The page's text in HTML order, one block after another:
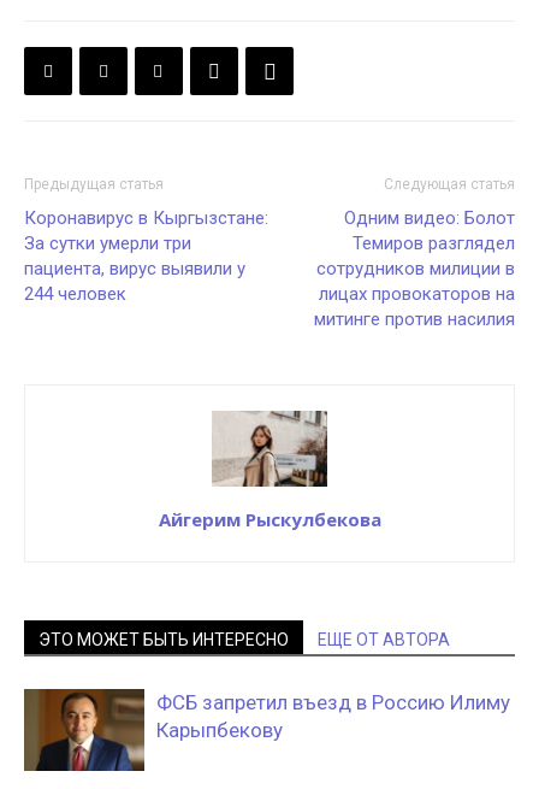
Предыдущая статья
Коронавирус в Кыргызстане:
За сутки умерли три
пациента, вирус выявили у
244 человек
Следующая статья
Одним видео: Болот
Темиров разглядел
сотрудников милиции в
лицах провокаторов на
митинге против насилия
Айгерим Рыскулбекова
ЭТО МОЖЕТ БЫТЬ ИНТЕРЕСНО ЕЩЕ ОТ АВТОРА
ФСБ запретил въезд в Россию Илиму
Карыпбекову